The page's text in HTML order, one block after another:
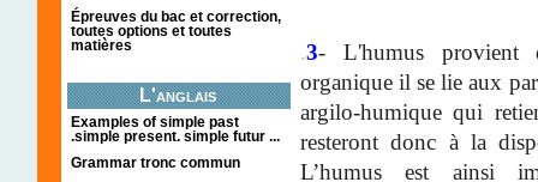
Épreuves du bac et correction,
toutes options et toutes
matières
L'anglais
Examples of simple past
.simple present. simple futur ...
Grammar tronc commun
.3- L'humus provient
organique il se lie aux
argilo-humique qui
resteront donc à la
L’humus est ainsi